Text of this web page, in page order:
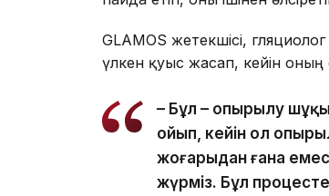
GLAMOS жетекшісі,
үлкен қуыс жасап, кейін
– Бұл – опырылу
ойып, кейін ол
жоғарыдан ғана
жүрміз. Бұл